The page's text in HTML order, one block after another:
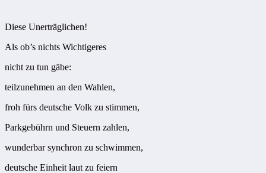
Diese Unerträglichen!
Als ob’s nichts Wichtigeres
nicht zu tun gäbe:
teilzunehmen an den Wahlen,
froh fürs deutsche Volk zu stimmen,
Parkgebührn und Steuern zahlen,
wunderbar synchron zu schwimmen,
deutsche Einheit laut zu feiern